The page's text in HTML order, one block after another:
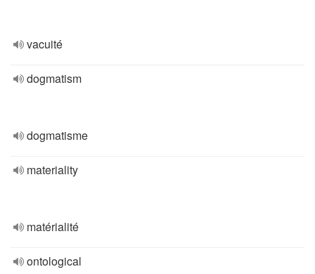
vacuité
dogmatism
dogmatisme
materiality
matérialité
ontological